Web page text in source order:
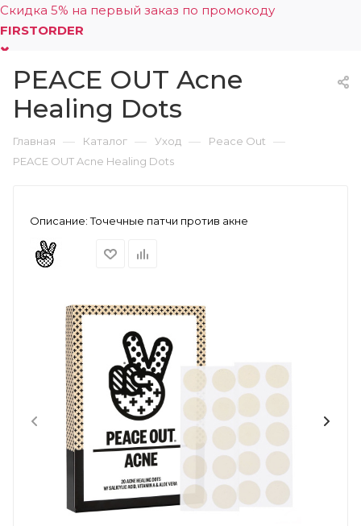
Скидка 5% на первый заказ по промокоду
FIRSTORDER
0
PEACE OUT Acne
Healing Dots
Главная — Каталог — Уход — Peace Out —
PEACE OUT Acne Healing Dots
Описание:Точечные патчи против акне